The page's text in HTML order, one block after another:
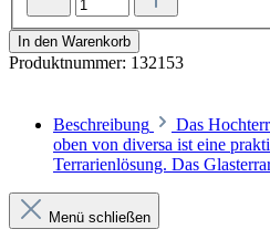
In den Warenkorb
Produktnummer: 132153
Beschreibung
Das
oben von diversa ist eine
Terrarienlösung. Das
Menü schließen